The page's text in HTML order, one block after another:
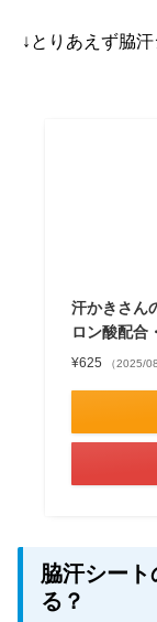
↓とりあえず脇
汗かきさん
ロン酸配合
¥625 （2025/
脇汗シー
る？